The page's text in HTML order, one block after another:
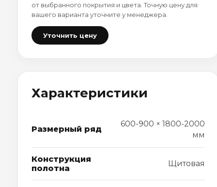
от выбранного покрытия и цвета. Точную цену для
вашего варианта уточните у менеджера.
Уточнить цену
Характеристики
Размерный ряд
600-900 × 1800-2000
мм
Конструкция
полотна
Щитовая